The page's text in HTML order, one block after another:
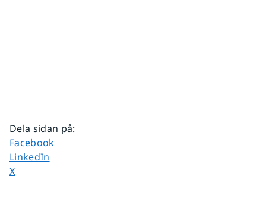
Dela sidan på:
Dela sidan på
Facebook
Dela sidan på
LinkedIn
Dela sidan på
X